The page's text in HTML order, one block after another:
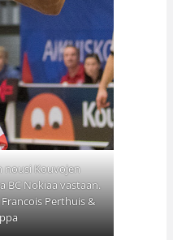
nousi Kouvojen
BC Nokiaa vastaan.
Perthuis &